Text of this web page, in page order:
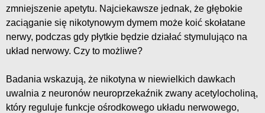
zmniejszenie apetytu. Najciekawsze jednak, że głębokie
zaciąganie się nikotynowym dymem może koić skołatane
nerwy, podczas gdy płytkie będzie działać stymulująco na
układ nerwowy. Czy to możliwe?
Badania wskazują, że nikotyna w niewielkich dawkach
uwalnia z neuronów neuroprzekaźnik zwany acetylocholiną,
który reguluje funkcje ośrodkowego układu nerwowego,